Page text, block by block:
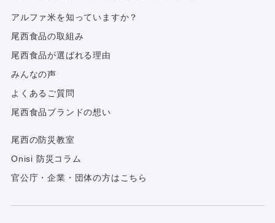
アルファ⽶を知っていますか？
尾西食品の取組み
尾西食品が選ばれる理由
みんなの声
よくあるご質問
尾西食品ブランドの想い
尾西の防災教室
Onisi 防災コラム
官公庁・企業・団体の方はこちら